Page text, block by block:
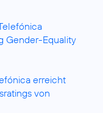
Gender-Equality
erreicht
von